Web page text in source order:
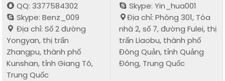
QQ: 3377584302
Skype: Benz_009
Địa chỉ: Số 2 đường
Yongyan, thị trấn
Zhangpu, thành phố
Kunshan, tỉnh Giang Tô,
Trung Quốc
Skype: Yin_hua001
Địa chỉ: Phòng 301, Tòa
nhà 2, số 7, đường Fulei, thị
trấn Liaobu, thành phố
Đông Quản, tỉnh Quảng
Đông, Trung Quốc